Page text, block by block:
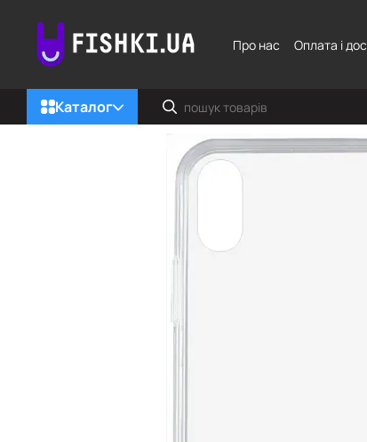
Про нас
Оплата і
Каталог